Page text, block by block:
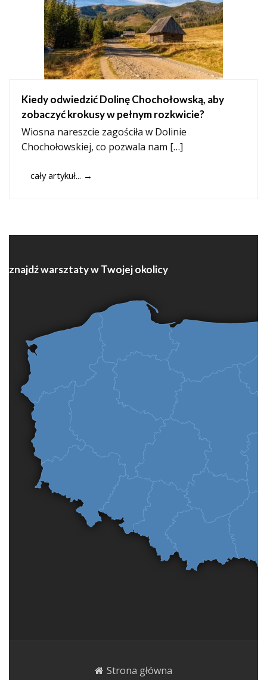
Kiedy odwiedzić Dolinę Chochołowską, aby
zobaczyć krokusy w pełnym rozkwicie?
Wiosna nareszcie zagościła w Dolinie
Chochołowskiej, co pozwala nam […]
cały artykuł... →
znajdź warsztaty w Twojej okolicy
Strona główna